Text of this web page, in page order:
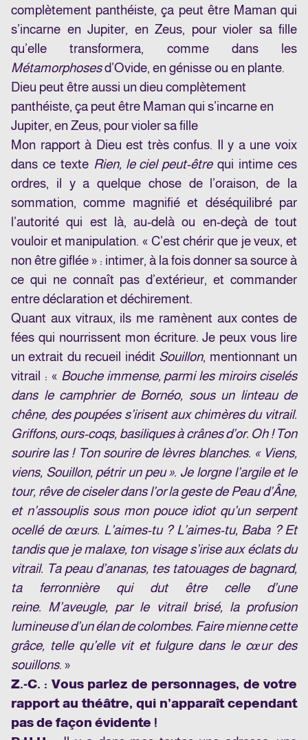
complètement panthéiste, ça peut être Maman qui
s’incarne en Jupiter, en Zeus, pour violer sa fille
qu’elle transformera, comme dans les
Métamorphosesd’Ovide, en génisse ou en plante.
Dieu peut être aussi un dieu complètement
panthéiste, ça peut être Maman qui s’incarne en
Jupiter, en Zeus, pour violer sa fille
Mon rapport à Dieu est très confus. Il y a une voix
dans ce texte Rien, le ciel peut-êtrequi intime ces
ordres, il y a quelque chose de l’oraison, de la
sommation, comme magnifié et déséquilibré par
l’autorité qui est là, au-delà ou en-deçà de tout
vouloir et manipulation. « C’est chérir que je veux, et
non être giflée » : intimer, à la fois donner sa source à
ce qui ne connaît pas d’extérieur, et commander
entre déclaration et déchirement.
Quant aux vitraux, ils me ramènent aux contes de
fées qui nourrissent mon écriture. Je peux vous lire
un extrait du recueil inédit Souillon, mentionnant un
vitrail : « Bouche immense, parmi les miroirs ciselés
dans le camphrier de Bornéo, sous un linteau de
chêne, des poupées s’irisent aux chimères du vitrail.
Griffons, ours-coqs, basiliques à crânes d’or. Oh ! Ton
sourire las ! Ton sourire de lèvres blanches. « Viens,
viens, Souillon, pétrir un peu ». Je lorgne l’argile et le
tour, rêve de ciseler dans l’or la geste de Peau d’Âne,
et n’assouplis sous mon pouce idiot qu’un serpent
ocellé de cœurs. L’aimes-tu ? L’aimes-tu, Baba ? Et
tandis que je malaxe, ton visage s’irise aux éclats du
vitrail. Ta peau d’ananas, tes tatouages de bagnard,
ta ferronnière qui dut être celle d’une
reine. M’aveugle, par le vitrail brisé, la profusion
lumineuse d’un élan de colombes. Faire mienne cette
grâce, telle qu’elle vit et fulgure dans le cœur des
souillons. »
Z.-C. : Vous parlez de personnages, de votre
rapport au théâtre, qui n’apparaît cependant
pas de façon évidente !